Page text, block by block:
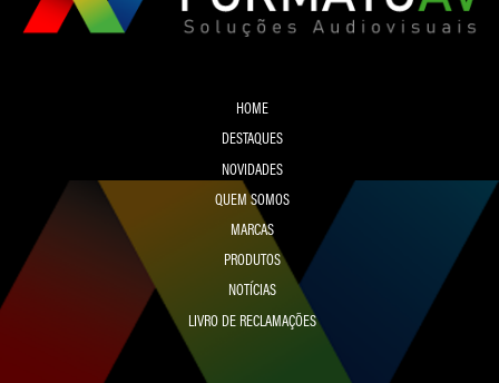
HOME
DESTAQUES
NOVIDADES
QUEM SOMOS
MARCAS
PRODUTOS
NOTÍCIAS
LIVRO DE RECLAMAÇÕES